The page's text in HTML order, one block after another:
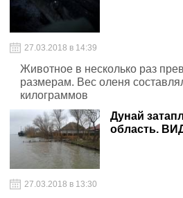
27.03.2018 в 14:39
Животное в несколько раз
размерам. Вес оленя
килограммов
Дунай
область.
27.03.2018 в 13:30